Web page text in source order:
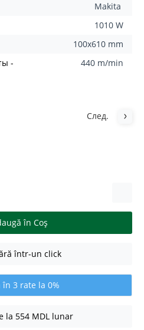
Makita
1010 W
100x610 mm
-
440 m/min
След.
în Coş
într-un click
în 3 rate la 0%
la 554 MDL lunar